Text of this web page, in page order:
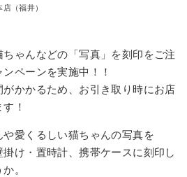
（福井）
ゃんなどの「写真」を刻印をご注
ペーンを実施中！！
かかるため、お引き取り時にお店
！
愛くるしい猫ちゃんの写真を
け・置時計、携帯ケースに刻印し
。